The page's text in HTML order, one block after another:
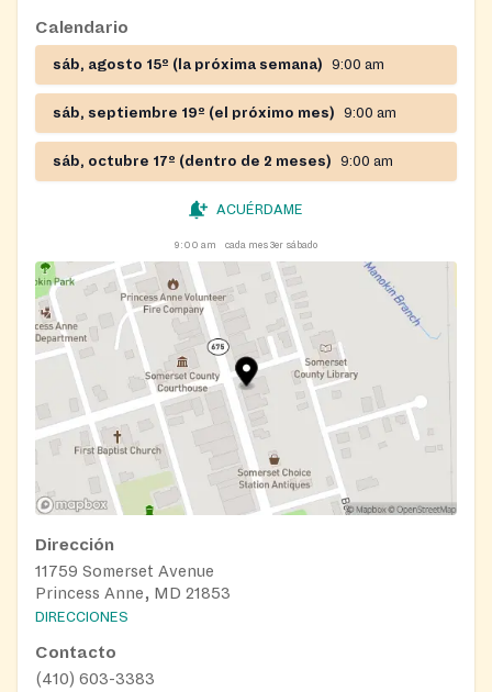
Calendario
sáb, agosto 15º (la próxima semana) 9:00 am
sáb, septiembre 19º (el próximo mes) 9:00 am
sáb, octubre 17º (dentro de 2 meses) 9:00 am
ACUÉRDAME
9:00 am cada mes 3er sábado
Dirección
11759 Somerset Avenue
Princess Anne, MD 21853
DIRECCIONES
Contacto
(410) 603-3383